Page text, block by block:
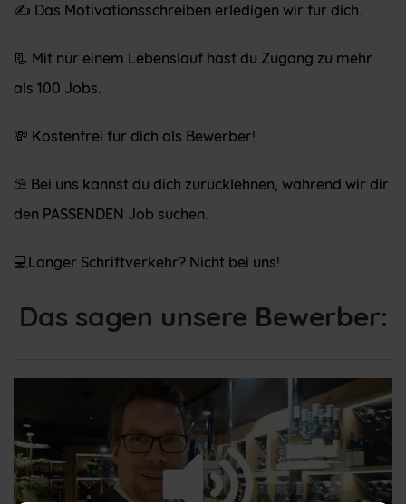
✍️ Das Motivationsschreiben erledigen wir für dich.
📃 Mit nur einem Lebenslauf hast du Zugang zu mehr
als 100 Jobs.
💸 Kostenfrei für dich als Bewerber!
⛱ Bei uns kannst du dich zurücklehnen, während wir dir
den PASSENDEN Job suchen.
💻Langer Schriftverkehr? Nicht bei uns!
Das sagen unsere Bewerber: